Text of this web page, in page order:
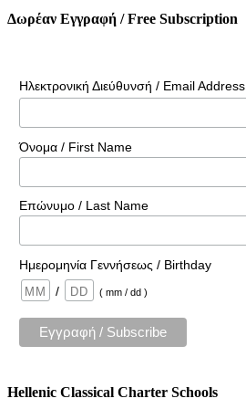
Δωρέαν Εγγραφή / Free Subscription
Ηλεκτρονική Διεύθυνσή / Email Address
Όνομα / First Name
Επώνυμο / Last Name
Ημερομηνία Γεννήσεως / Birthday
/
( mm / dd )
Hellenic Classical Charter Schools